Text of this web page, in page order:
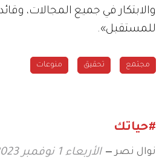
والابتكار في جميع المجالات،
للمستقبل».
مجتمع تحقيق منوعات
#حياتك
نوال نصر الأربعاء 1 نوفمبر 2023 08:00